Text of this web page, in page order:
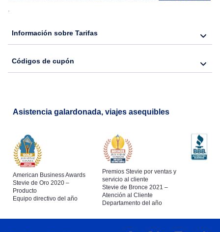
.
Información sobre Tarifas
Códigos de cupón
Asistencia galardonada, viajes asequibles
American Business Awards
Stevie de Oro 2020 –
Producto
Equipo directivo del año
Premios Stevie por ventas y
servicio al cliente
Stevie de Bronce 2021 –
Atención al Cliente
Departamento del año